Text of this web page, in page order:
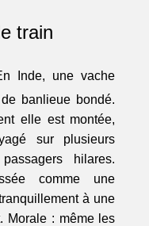
train
Inde, une vache
banlieue bondé.
elle est montée,
sur plusieurs
hilares.
comme une
à une
Morale : même les